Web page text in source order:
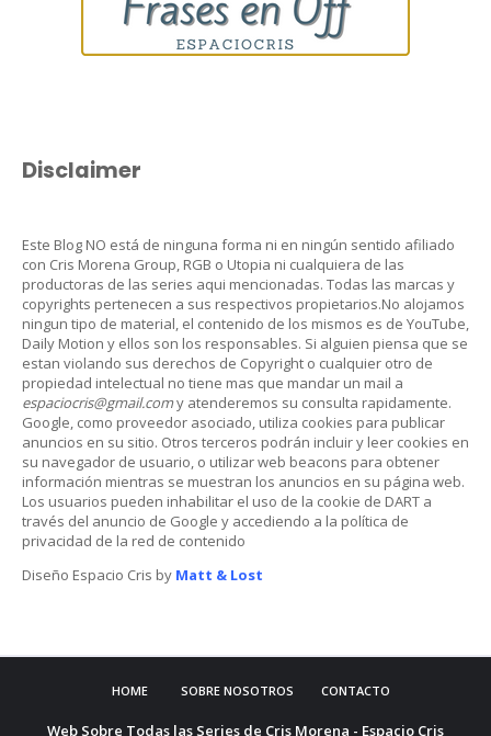
Disclaimer
Este Blog NO está de ninguna forma ni en ningún sentido afiliado
con Cris Morena Group, RGB o Utopia ni cualquiera de las
productoras de las series aqui mencionadas. Todas las marcas y
copyrights pertenecen a sus respectivos propietarios.No alojamos
ningun tipo de material, el contenido de los mismos es de YouTube,
Daily Motion y ellos son los responsables. Si alguien piensa que se
estan violando sus derechos de Copyright o cualquier otro de
propiedad intelectual no tiene mas que mandar un mail a
espaciocris@gmail.comy atenderemos su consulta rapidamente.
Google, como proveedor asociado, utiliza cookies para publicar
anuncios en su sitio. Otros terceros podrán incluir y leer cookies en
su navegador de usuario, o utilizar web beacons para obtener
información mientras se muestran los anuncios en su página web.
Los usuarios pueden inhabilitar el uso de la cookie de DART a
través del anuncio de Google y accediendo a la política de
privacidad de la red de contenido
Diseño Espacio Cris by Matt & Lost
HOME SOBRE NOSOTROS CONTACTO
Web Sobre Todas las Series de Cris Morena - Espacio Cris